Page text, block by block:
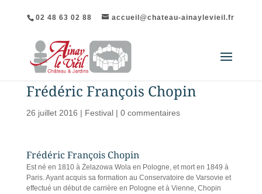
02 48 63 02 88 accueil@chateau-ainaylevieil.fr
Frédéric François Chopin
26 juillet 2016 | Festival| 0 commentaires
Frédéric François Chopin
Est né en 1810 à Żelazowa Wola en Pologne, et mort en 1849 à
Paris. Ayant acquis sa formation au Conservatoire de Varsovie et
effectué un début de carrière en Pologne et à Vienne, Chopin